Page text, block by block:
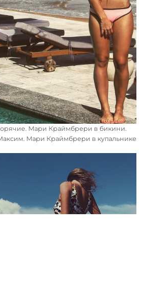
Мари Краймбрери в бикини.
Мари Краймбрери в купальнике